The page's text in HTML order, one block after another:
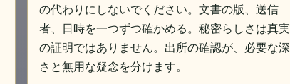
の代わりにしないでください。文書の版、送信
者、日時を一つずつ確かめる。秘密らしさは真実
の証明ではありません。出所の確認が、必要な深
さと無用な疑念を分けます。